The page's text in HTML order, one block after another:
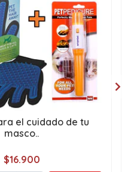
el cuidado de tu
masco..
$16.900